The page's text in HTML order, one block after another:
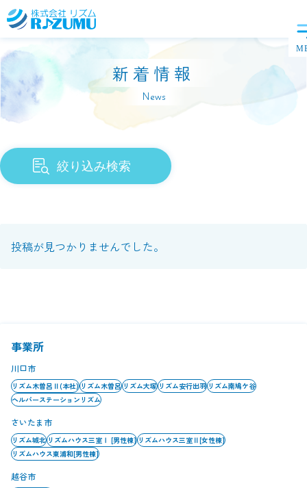
新着情報
News
絞り込み検索
投稿が見つかりませんでした。
事業所
川口市
リズム木曽呂Ⅱ(本社)リズム木曽呂リズム大塚リズム安行出羽リズム南鳩ケ谷
ヘルパーステーションリズム
さいたま市
リズム城北リズムハウス三室Ⅰ [男性棟]リズムハウス三室Ⅱ[女性棟]
リズムハウス東浦和[男性棟]
越谷市